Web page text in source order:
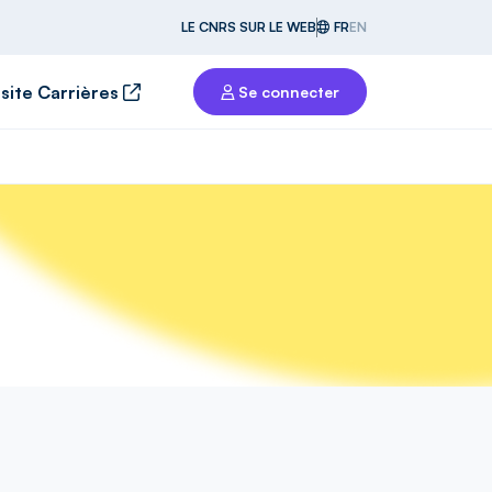
LE CNRS SUR LE WEB FREN
Carrières Se connecter